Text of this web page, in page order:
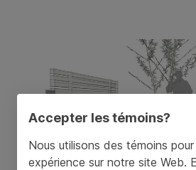
Accepter les témoins?
Nous utilisons des témoins
expérience sur notre site Web.